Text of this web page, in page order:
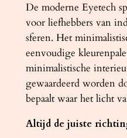
T
E
C
H
6
z
w
r
De moderne Eyetech
voor liefhebbers van
sferen. Het
eenvoudige
minimalistische
gewaardeerd worden
bepaalt waar het licht
Altijd de juiste